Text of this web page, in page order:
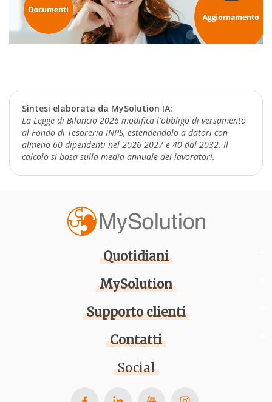
Sintesi elaborata da MySolution IA:
La Legge di Bilancio 2026 modifica l'obbligo di versamento
al Fondo di Tesoreria INPS, estendendolo a datori con
almeno 60 dipendenti nel 2026-2027 e 40 dal 2032. Il
calcolo si basa sulla media annuale dei lavoratori.
Quotidiani
MySolution
Supporto clienti
Contatti
Social